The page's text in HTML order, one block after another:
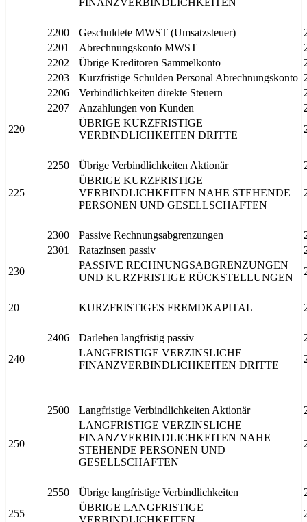
FINANZVERBINDLICHKEITEN
2200 Geschuldete MWST (Umsatzsteuer)
2201
Abrechnungskonto MWST
2202
Übrige Kreditoren Sammelkonto
2203
Kurzfristige Schulden Personal Abrechnungskonto
2206
Verbindlichkeiten direkte Steuern
2207
Anzahlungen von Kunden
220
ÜBRIGE KURZFRISTIGE
VERBINDLICHKEITEN DRITTE
2250 Übrige Verbindlichkeiten Aktionär
225
ÜBRIGE KURZFRISTIGE
VERBINDLICHKEITEN NAHE STEHENDE
PERSONEN UND GESELLSCHAFTEN
2300 Passive Rechnungsabgrenzungen
2301
Ratazinsen passiv
230
PASSIVE RECHNUNGSABGRENZUNGEN
UND KURZFRISTIGE RÜCKSTELLUNGEN
20 KURZFRISTIGES FREMDKAPITAL
2406 Darlehen langfristig passiv
240
LANGFRISTIGE VERZINSLICHE
FINANZVERBINDLICHKEITEN DRITTE
2500 Langfristige Verbindlichkeiten Aktionär
250
LANGFRISTIGE VERZINSLICHE
FINANZVERBINDLICHKEITEN NAHE
STEHENDE PERSONEN UND
GESELLSCHAFTEN
2550 Übrige langfristige Verbindlichkeiten
255
ÜBRIGE LANGFRISTIGE
VERBINDLICHKEITEN